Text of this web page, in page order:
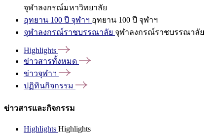
จุฬาลงกรณ์มหาวิทยาลัย
อุทยาน 100 ปี จุฬาฯ อุทยาน 100 ปี จุฬาฯ
จุฬาลงกรณ์ราชบรรณาลัย จุฬาลงกรณ์ราชบรรณาลัย
Highlights
ข่าวสารทั้งหมด
ข่าวจุฬาฯ
ปฏิทินกิจกรรม
ข่าวสารและกิจกรรม
Highlights Highlights